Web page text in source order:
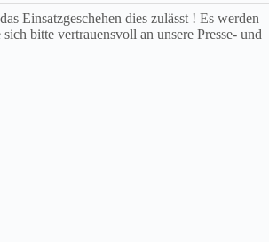
Einsatzgeschehen dies zulässt ! Es werden
bitte vertrauensvoll an unsere Presse- und